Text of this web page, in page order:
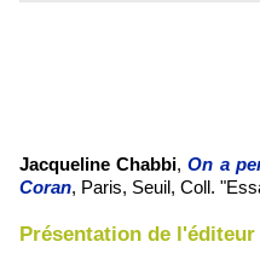
Jacqueline Chabbi,On a
Coran, Paris, Seuil, Coll.
Présentation de l'éditeur